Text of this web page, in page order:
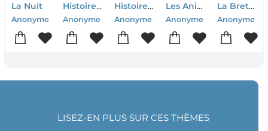
La Nuit
Anonyme
Histoire De La Princesse Boudour : Un Conte Des Mille Et Une Nuits
Anonyme
Histoire De Dalila-la-rouee : Un Conte Des Mille Et Une Nuits
Anonyme
Les Animaux De Nos Campagnes
Anonyme
La Bretagne En 500 Photos Tome 2
Anonyme
LISEZ-EN PLUS SUR CES THÈMES